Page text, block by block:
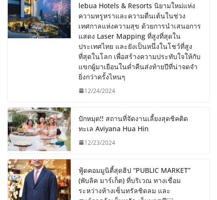
lebua Hotels & Resorts นิยามใหม่แห่ง
ความหรูหราและความตื่นเต้นในช่วง
เทศกาลแห่งความสุข ด้วยการนำเสนอการ
แสดง Laser Mapping ที่สูงที่สุดใน
ประเทศไทย และยังเป็นหนึ่งในโชว์ที่สูง
ที่สุดในโลก เพื่อสร้างความประทับใจให้กับ
แขกผู้มาเยือนในค่ำคืนส่งท้ายปีที่น่าจดจำ
ยิ่งกว่าครั้งไหนๆ
12/24/2024
ปักหมุด!! สถานที่จัดงานเลี้ยงสุดชิคติด
ทะเล Aviyana Hua Hin
12/23/2024
ฟู้ดคอมมูนิตี้สุดฮิป “PUBLIC MARKET”
(พับลิค มาร์เก็ต) ที่บริเวณ ทางเชื่อม
ระหว่างห้างเซ็นทรัลชิดลม และ